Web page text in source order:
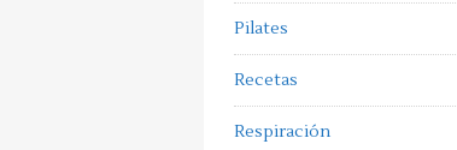
Pilates
Recetas
Respiración